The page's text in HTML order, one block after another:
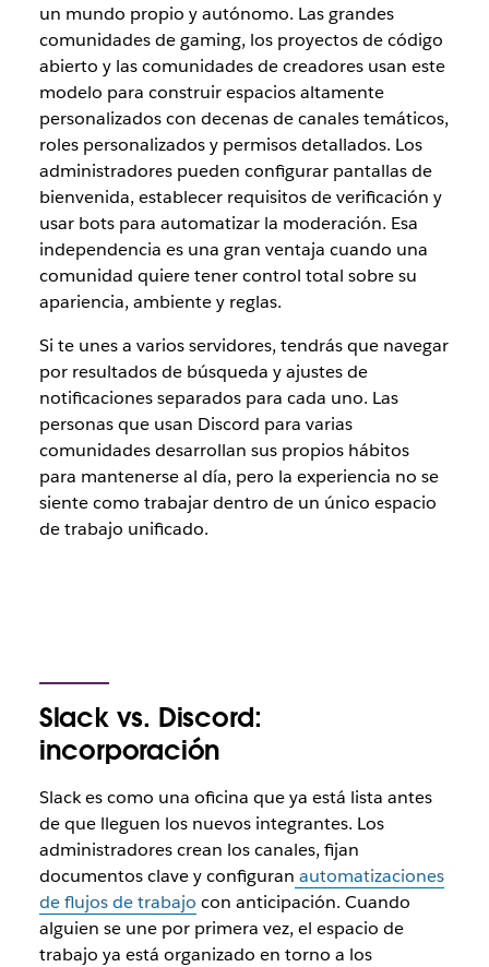
un mundo propio y autónomo. Las grandes
comunidades de gaming, los proyectos de código
abierto y las comunidades de creadores usan este
modelo para construir espacios altamente
personalizados con decenas de canales temáticos,
roles personalizados y permisos detallados. Los
administradores pueden configurar pantallas de
bienvenida, establecer requisitos de verificación y
usar bots para automatizar la moderación. Esa
independencia es una gran ventaja cuando una
comunidad quiere tener control total sobre su
apariencia, ambiente y reglas.
Si te unes a varios servidores, tendrás que navegar
por resultados de búsqueda y ajustes de
notificaciones separados para cada uno. Las
personas que usan Discord para varias
comunidades desarrollan sus propios hábitos
para mantenerse al día, pero la experiencia no se
siente como trabajar dentro de un único espacio
de trabajo unificado.
Slack vs. Discord:
incorporación
Slack es como una oficina que ya está lista antes
de que lleguen los nuevos integrantes. Los
administradores crean los canales, fijan
documentos clave y configuran automatizaciones
de flujos de trabajo con anticipación. Cuando
alguien se une por primera vez, el espacio de
trabajo ya está organizado en torno a los